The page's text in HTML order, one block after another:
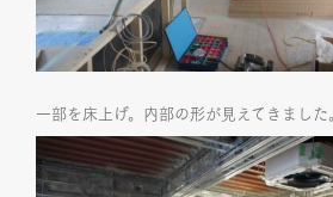
一部を床上げ。内部の形が見えてきました。